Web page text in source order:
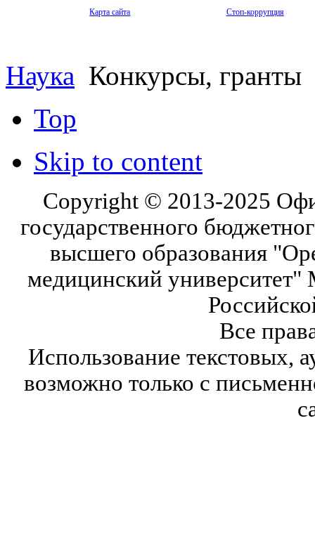
Карта сайта Стоп-коррупция
Наука Конкурсы, гранты
Top
Skip to content
Copyright © 2013-2025
государственного
высшего образования
медицинский университет"
Все
Использование текстовых,
возможно только с